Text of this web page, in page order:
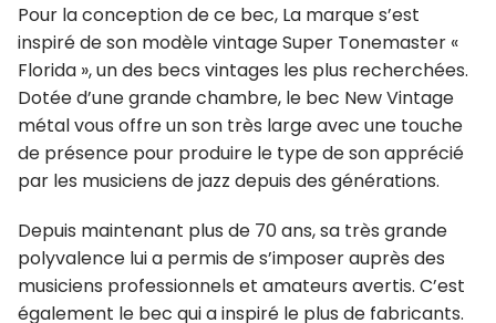
Pour la conception de ce bec, La marque s’est
inspiré de son modèle vintage Super Tonemaster «
Florida », un des becs vintages les plus recherchées.
Dotée d’une grande chambre, le bec New Vintage
métal vous offre un son très large avec une touche
de présence pour produire le type de son apprécié
par les musiciens de jazz depuis des générations.
Depuis maintenant plus de 70 ans, sa très grande
polyvalence lui a permis de s’imposer auprès des
musiciens professionnels et amateurs avertis. C’est
également le bec qui a inspiré le plus de fabricants.